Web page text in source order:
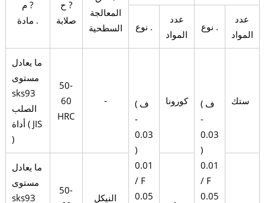
م ?
مادة .
ح ?
صلابة
المعالجة
السطحية
نوع .
عدد
المواد
نوع .
عدد
المواد
ما يعادل
مستوى
sks93
الصلب
أداة ( JIS
)
50-
60
HRC
-
( ف
-
0.03
)
0.01
/ F
0.05
كورونا
( ف
-
0.03
)
0.01
/ F
0.05
ستك
ما يعادل
مستوى
sks93
50-
النيكل